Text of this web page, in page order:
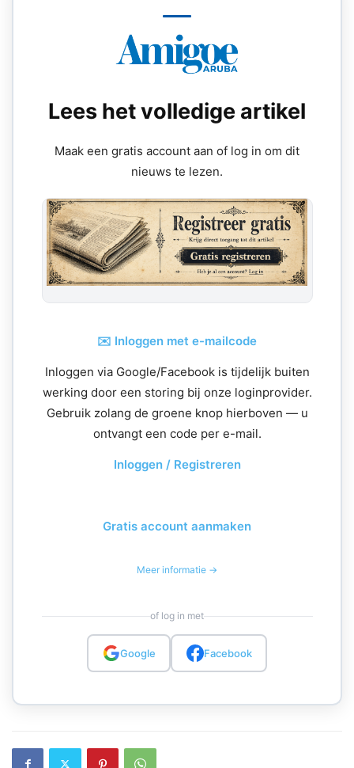
Lees het volledige artikel
Maak een gratis account aan of log in om dit
nieuws te lezen.
✉️ Inloggen met e-mailcode
Inloggen via Google/Facebook is tijdelijk buiten
werking door een storing bij onze loginprovider.
Gebruik zolang de groene knop hierboven — u
ontvangt een code per e-mail.
Inloggen / Registreren
Gratis account aanmaken
Meer informatie →
of log in met
Google Facebook